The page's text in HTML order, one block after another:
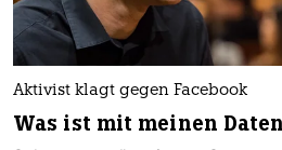
Aktivist klagt gegen Facebook
Was ist mit meinen